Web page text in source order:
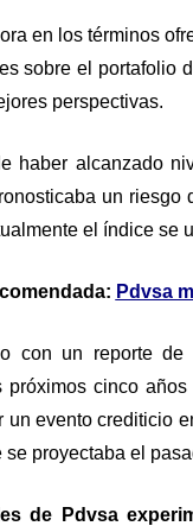
en los términos
sobre el portafolio
perspectivas.
haber alcanzado
un riesgo
el índice se
Pdvsa
con un reporte
próximos cinco
un evento crediticio
se proyectaba el
de Pdvsa